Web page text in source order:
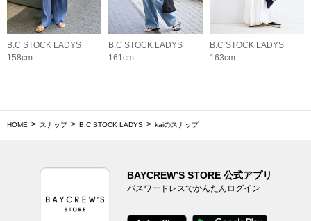
B.C STOCK LADYS
158cm
B.C STOCK LADYS
161cm
B.C STOCK LADYS
163cm
HOME スナップ B.C STOCK LADYS kaiのスナップ
BAYCREW’S STORE 公式アプリ
パスワードレスでかんたんログイン